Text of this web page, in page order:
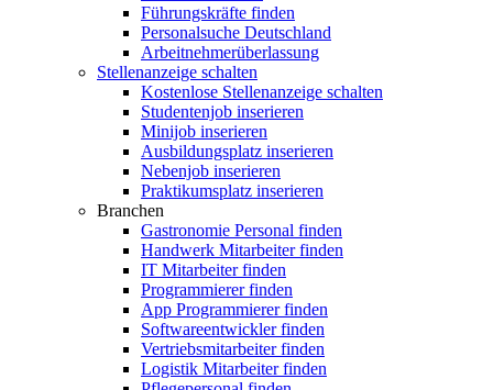
Führungskräfte finden
Personalsuche Deutschland
Arbeitnehmerüberlassung
Stellenanzeige schalten
Kostenlose Stellenanzeige schalten
Studentenjob inserieren
Minijob inserieren
Ausbildungsplatz inserieren
Nebenjob inserieren
Praktikumsplatz inserieren
Branchen
Gastronomie Personal finden
Handwerk Mitarbeiter finden
IT Mitarbeiter finden
Programmierer finden
App Programmierer finden
Softwareentwickler finden
Vertriebsmitarbeiter finden
Logistik Mitarbeiter finden